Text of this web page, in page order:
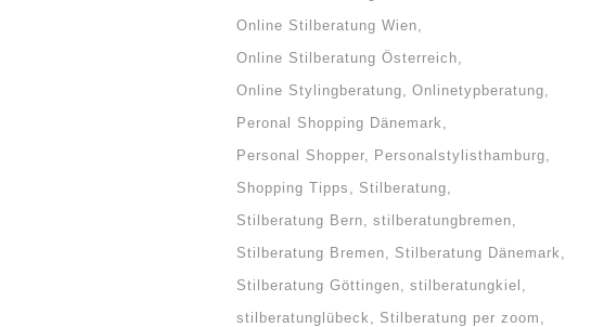
Online Stilberatung Wien
Online Stilberatung Österreich
Online Stylingberatung
Onlinetypberatung
Peronal Shopping Dänemark
Personal Shopper
Personalstylisthamburg
Shopping Tipps
Stilberatung
Stilberatung Bern
stilberatungbremen
Stilberatung Bremen
Stilberatung Dänemark
Stilberatung Göttingen
stilberatungkiel
stilberatunglübeck
Stilberatung per zoom